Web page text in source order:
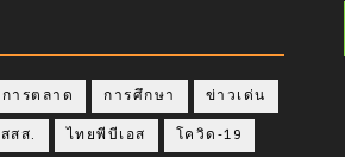
การตลาด การศึกษา ข่าวเด่น
สสส. ไทยพีบีเอส โควิด-19